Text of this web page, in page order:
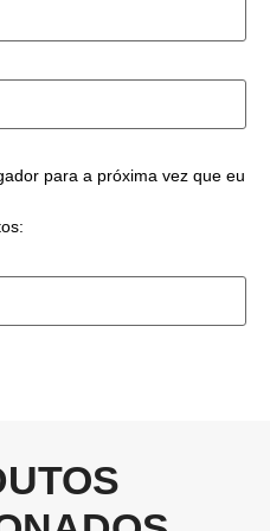
para a próxima vez que eu